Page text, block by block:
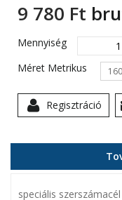
9 780 Ft‎
Mennyiség
Méret Metrikus
Regisztráció
speciális